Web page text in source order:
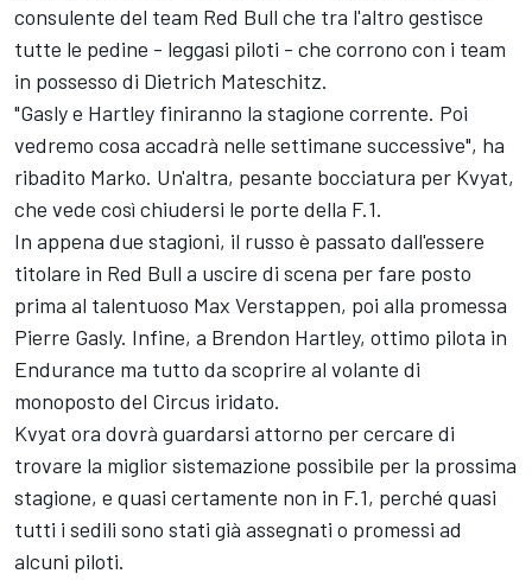
consulente del team Red Bull che tra l'altro gestisce
tutte le pedine - leggasi piloti - che corrono con i team
in possesso di Dietrich Mateschitz.
"Gasly e Hartley finiranno la stagione corrente. Poi
vedremo cosa accadrà nelle settimane successive", ha
ribadito Marko. Un'altra, pesante bocciatura per Kvyat,
che vede così chiudersi le porte della F.1.
In appena due stagioni, il russo è passato dall'essere
titolare in Red Bull a uscire di scena per fare posto
prima al talentuoso Max Verstappen, poi alla promessa
Pierre Gasly. Infine, a Brendon Hartley, ottimo pilota in
Endurance ma tutto da scoprire al volante di
monoposto del Circus iridato.
Kvyat ora dovrà guardarsi attorno per cercare di
trovare la miglior sistemazione possibile per la prossima
stagione, e quasi certamente non in F.1, perché quasi
tutti i sedili sono stati già assegnati o promessi ad
alcuni piloti.